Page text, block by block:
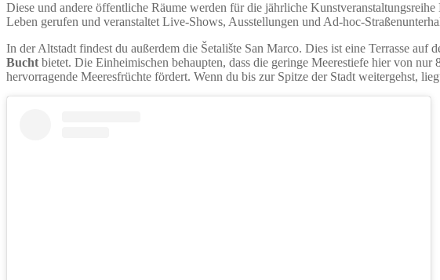
Diese und andere öffentliche Räume werden für die jährliche
Leben gerufen und veranstaltet Live-Shows, Ausstellungen und Ad-hoc-
In der Altstadt findest du außerdem die Šetalište San Marco. Dies ist eine Terrasse auf
Bucht bietet. Die Einheimischen behaupten, dass die geringe Meerestiefe hier von
hervorragende Meeresfrüchte fördert. Wenn du bis zur Spitze der Stadt weitergehst,